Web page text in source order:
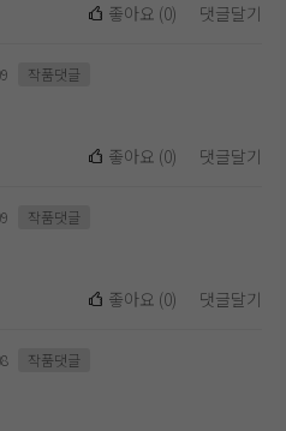
좋아요 (0) 댓글달기
작품댓글
좋아요 (0) 댓글달기
작품댓글
좋아요 (0) 댓글달기
작품댓글